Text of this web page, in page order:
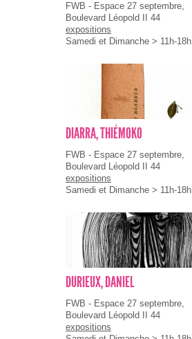
FWB - Espace 27 septembre,
Boulevard Léopold II 44
expositions
Samedi et Dimanche > 11h-18h
DIARRA, THIÉMOKO
FWB - Espace 27 septembre,
Boulevard Léopold II 44
expositions
Samedi et Dimanche > 11h-18h
DURIEUX, DANIEL
FWB - Espace 27 septembre,
Boulevard Léopold II 44
expositions